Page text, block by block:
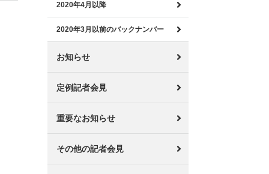
2020年4月以降
2020年3月以前のバックナンバー
お知らせ
定例記者会見
重要なお知らせ
その他の記者会見